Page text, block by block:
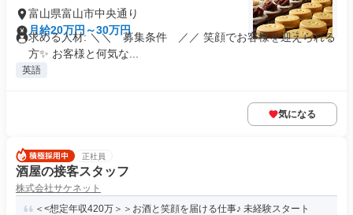
富山県富山市中央通り
月給20万円～30万円
求める人材: ＼＼ 募集条件 ／／ 笑顔でお客様を迎えられる
方✨ お客様と何気な...
英語
気になる
正社員
酒屋の接客スタッフ
株式会社サケネット
＜<想定年収420万＞＞お酒と笑顔を届ける仕事♪ 未経験スタート